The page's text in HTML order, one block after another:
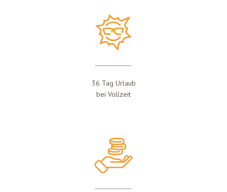
36 Tag Urlaub
bei Vollzeit